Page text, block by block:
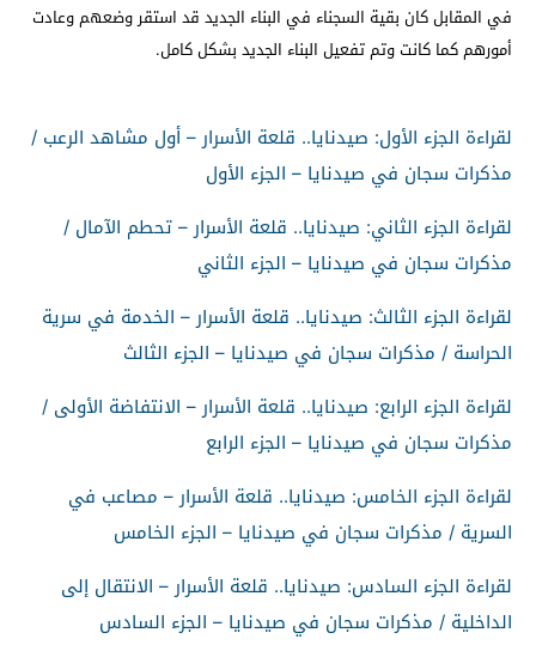
في المقابل كان بقية السجناء في البناء الجديد قد استقر وضعهم وعادت
أمورهم كما كانت وتم تفعيل البناء الجديد بشكل كامل.
لقراءة الجزء الأول: صيدنايا.. قلعة الأسرار – أول مشاهد الرعب /
مذكرات سجان في صيدنايا – الجزء الأول
لقراءة الجزء الثاني: صيدنايا.. قلعة الأسرار – تحطم الآمال /
مذكرات سجان في صيدنايا – الجزء الثاني
لقراءة الجزء الثالث: صيدنايا.. قلعة الأسرار – الخدمة في سرية
الحراسة / مذكرات سجان في صيدنايا – الجزء الثالث
لقراءة الجزء الرابع: صيدنايا.. قلعة الأسرار – الانتفاضة الأولى /
مذكرات سجان في صيدنايا – الجزء الرابع
لقراءة الجزء الخامس: صيدنايا.. قلعة الأسرار – مصاعب في
السرية / مذكرات سجان في صيدنايا – الجزء الخامس
لقراءة الجزء السادس: صيدنايا.. قلعة الأسرار – الانتقال إلى
الداخلية / مذكرات سجان في صيدنايا – الجزء السادس